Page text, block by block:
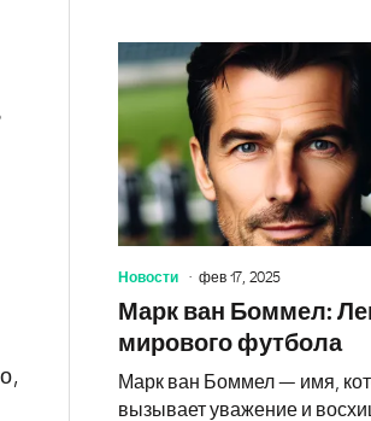
Новости фев 17, 2025
Марк ван Боммел:
мирового футбола
Марк ван Боммел — имя,
вызывает уважение и